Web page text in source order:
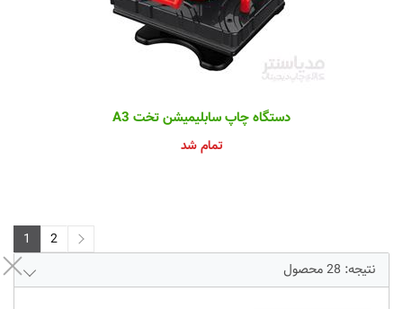
دستگاه چاپ سابلیمیشن تخت A3
تمام شد
1
2
1
2نتیجه: 28محصول